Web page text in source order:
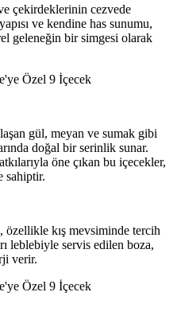
çekirdeklerinin cezvede
ve kendine has sunumu,
geleneğin bir simgesi olarak
gül, meyan ve sumak gibi
doğal bir serinlik sunar.
öne çıkan bu içecekler,
sahiptir.
özellikle kış mevsiminde tercih
leblebiyle servis edilen boza,
verir.